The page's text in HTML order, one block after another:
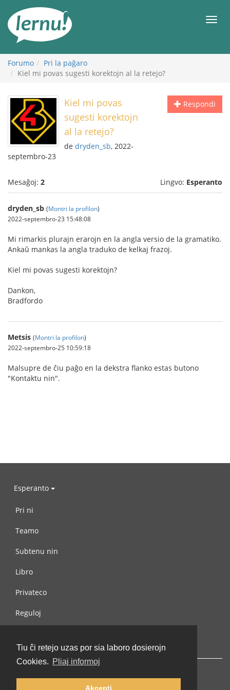
Tiu ĉi retejo uzas por sia laboro dosierojn
Cookies. Pliaj informoj
Akcepti
enhavo
Forumo
Pri la paĝaro
Kiel mi povas sugesti korektojn al la retejo?
Respondi
Kiel mi povas
sugesti korektojn
al la retejo?
de dryden_sb, 2022-
septembro-23
Mesaĝoj: 2 Lingvo: Esperanto
dryden_sb (Montri la profilon)
2022-septembro-23 15:48:08
Mi rimarkis plurajn erarojn en la angla versio de la gramatiko.
Ankaŭ mankas la angla traduko de kelkaj frazoj.
Kiel mi povas sugesti korektojn?
Dankon,
Bradfordo
Metsis (Montri la profilon)
2022-septembro-25 10:59:18
Malsupre de ĉiu paĝo en la dekstra flanko estas butono
"Kontaktu nin".
Esperanto
Pri ni
Teamo
Subtenu nin
Libro
Privateco
Reguloj